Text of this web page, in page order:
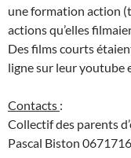
une formation action
actions qu’elles
Des films courts
ligne sur leur youtube
Contacts :
Collectif des parents
Pascal Biston